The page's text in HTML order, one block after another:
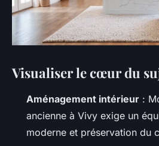
Visualiser le cœur du
Aménagement intérieur :
ancienne à Vivy exige un
moderne et préservation du